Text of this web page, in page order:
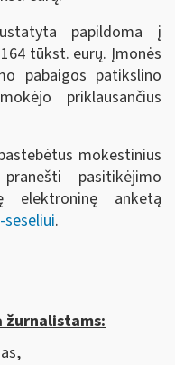
papildoma į
tūkst. eurų. Įmonės
pabaigos patikslino
priklausančius
mokestinius
pasitikėjimo
elektroninę anketą
.
žurnalistams: